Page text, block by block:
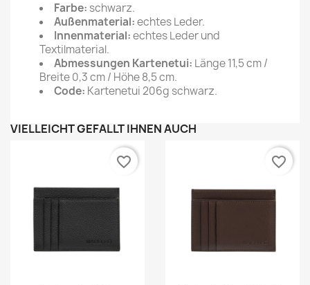
Farbe: schwarz.
Außenmaterial:echtes Leder.
Innenmaterial:echtes Leder und
Textilmaterial.
Abmessungen Kartenetui: Länge 11,5 cm /
Breite 0,3 cm / Höhe 8,5 cm.
Code: Kartenetui 206g schwarz.
VIELLEICHT GEFÄLLT IHNEN AUCH
favorite_border favorite_border